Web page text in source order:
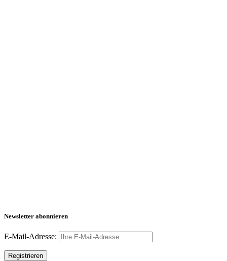
Newsletter abonnieren
E-Mail-Adresse: